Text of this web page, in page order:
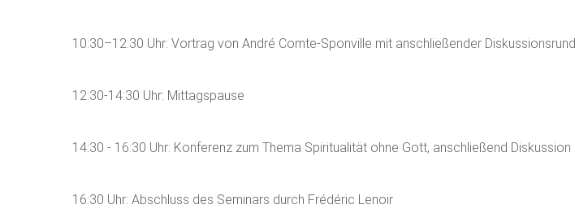
10:30–12:30 Uhr: Vortrag von André Comte-Sponville mit anschließender
12:30-14:30 Uhr: Mittagspause
14:30 - 16:30 Uhr: Konferenz zum Thema Spiritualität ohne Gott, anschließend Diskussion
16:30 Uhr: Abschluss des Seminars durch Frédéric Lenoir